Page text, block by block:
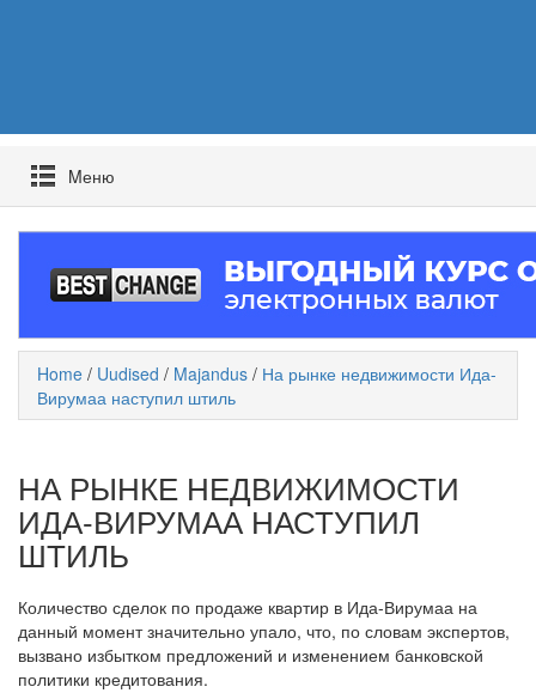
Mеню
Home / Uudised / Majandus / На рынке недвижимости Ида-
Вирумаа наступил штиль
НА РЫНКЕ НЕДВИЖИМОСТИ
ИДА-ВИРУМАА НАСТУПИЛ
ШТИЛЬ
Количество сделок по продаже квартир в Ида-Вирумаа на
данный момент значительно упало, что, по словам экспертов,
вызвано избытком предложений и изменением банковской
политики кредитования.